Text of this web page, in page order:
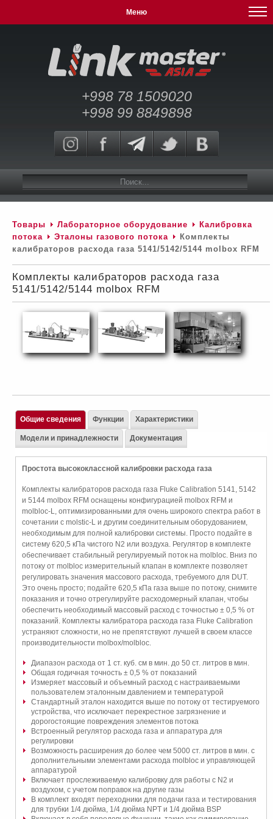
Меню
+998 78 1509020
+998 99 8849898
Товары Лабораторное оборудование
Калибровка
потока
Эталоны газового потока
Комплекты
калибраторов расхода газа 5141/5142/5144 molbox RFM
Комплекты калибраторов расхода газа
5141/5142/5144 molbox RFM
Общие сведения
Простота высококлассной калибровки расхода газа
Комплекты калибраторов расхода газа Fluke Calibration 5141, 5142
и 5144 molbox RFM оснащены конфигурацией molbox RFM и
molbloc-L, оптимизированными для очень широкого спектра работ в
сочетании с molstic-L и другим соединительным оборудованием,
необходимым для полной калибровки системы. Просто подайте в
систему 620,5 кПа чистого N2 или воздуха. Регулятор в комплекте
обеспечивает стабильный регулируемый поток на molbloc. Вниз по
потоку от molbloc измерительный клапан в комплекте позволяет
регулировать значения массового расхода, требуемого для DUT.
Это очень просто; подайте 620,5 кПа газа выше по потоку, снимите
показания и точно отрегулируйте расходомерный клапан, чтобы
обеспечить необходимый массовый расход с точностью ± 0,5 % от
показаний. Комплекты калибратора расхода газа Fluke Calibration
устраняют сложности, но не препятствуют лучшей в своем классе
производительности molbox/molbloc.
Диапазон расхода от 1 ст. куб. см в мин. до 50 ст. литров в мин.
Общая годичная точность ± 0,5 % от показаний
Измеряет массовый и объемный расход с настраиваемыми
пользователем эталонным давлением и температурой
Стандартный эталон находится выше по потоку от тестируемого
устройства, что исключает перекрестное загрязнение и
дорогостоящие повреждения элементов потока
Встроенный регулятор расхода газа и аппаратура для
регулировки
Возможность расширения до более чем 5000 ст. литров в мин. с
дополнительными элементами расхода molbloc и управляющей
аппаратурой
Включает прослеживаемую калибровку для работы с N2 и
воздухом, с учетом поправок на другие газы
В комплект входят переходники для подачи газа и тестирования
для трубки 1/4 дюйма, 1/4 дюйма NPT и 1/4 дюйма BSP
Функции Характеристики
Модели и принадлежности Документация